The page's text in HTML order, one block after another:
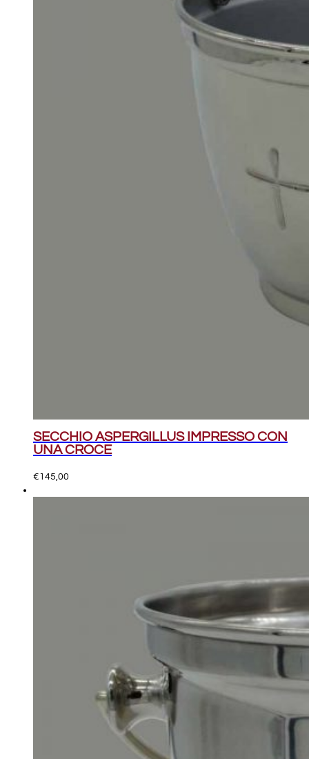
SECCHIO ASPERGILLUS IMPRESSO CON
UNA CROCE
€145,00